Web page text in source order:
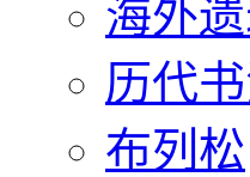
海外
历代
布列松